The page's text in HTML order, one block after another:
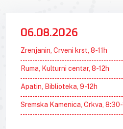
06.08.2026
Zrenjanin, Crveni krst, 8-11h
Ruma, Kulturni centar, 8-12h
Apatin, Biblioteka, 9-12h
Sremska Kamenica, Crkva,